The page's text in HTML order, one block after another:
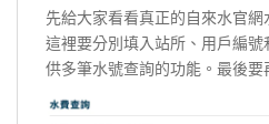
先給大家看看真正的自來水官網
這裡要分別填入站所、用戶編
供多筆水號查詢的功能。最後